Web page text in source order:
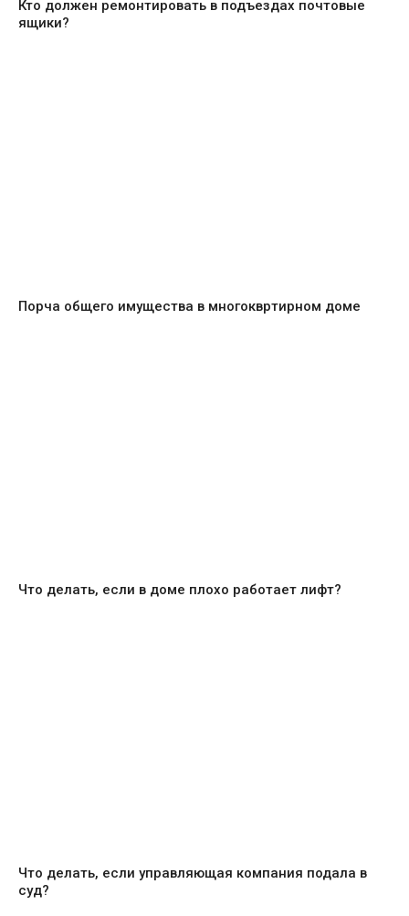
Кто должен ремонтировать в подъездах почтовые
ящики?
Порча общего имущества в многоквртирном доме
Что делать, если в доме плохо работает лифт?
Что делать, если управляющая компания подала в
суд?